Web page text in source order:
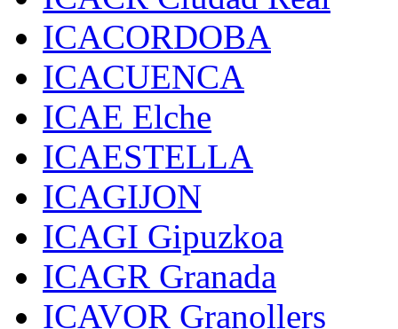
ICACORDOBA
ICACUENCA
ICAE Elche
ICAESTELLA
ICAGIJON
ICAGI Gipuzkoa
ICAGR Granada
ICAVOR Granollers